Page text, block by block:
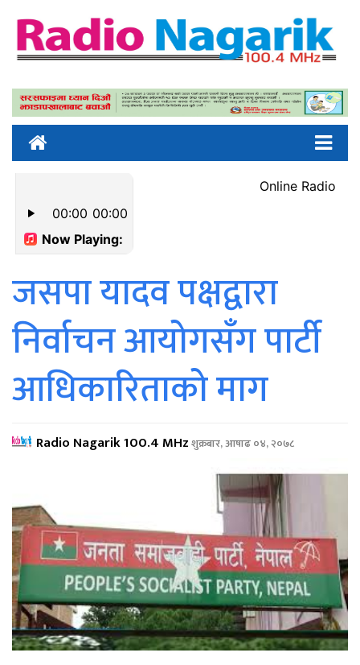
जसपा यादव पक्षद्वारा
निर्वाचन आयोगसँग पार्टी
आधिकारिताको माग
Radio Nagarik 100.4 MHzशुक्रबार, आषाढ ०४, २०७८